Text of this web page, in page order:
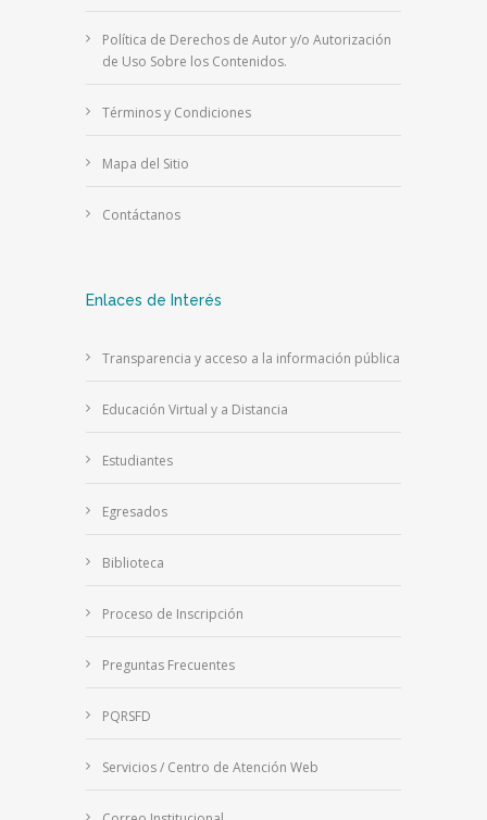
Política de Derechos de Autor y/o Autorización
de Uso Sobre los Contenidos.
Términos y Condiciones
Mapa del Sitio
Contáctanos
Enlaces de Interés
Transparencia y acceso a la información pública
Educación Virtual y a Distancia
Estudiantes
Egresados
Biblioteca
Proceso de Inscripción
Preguntas Frecuentes
PQRSFD
Servicios / Centro de Atención Web